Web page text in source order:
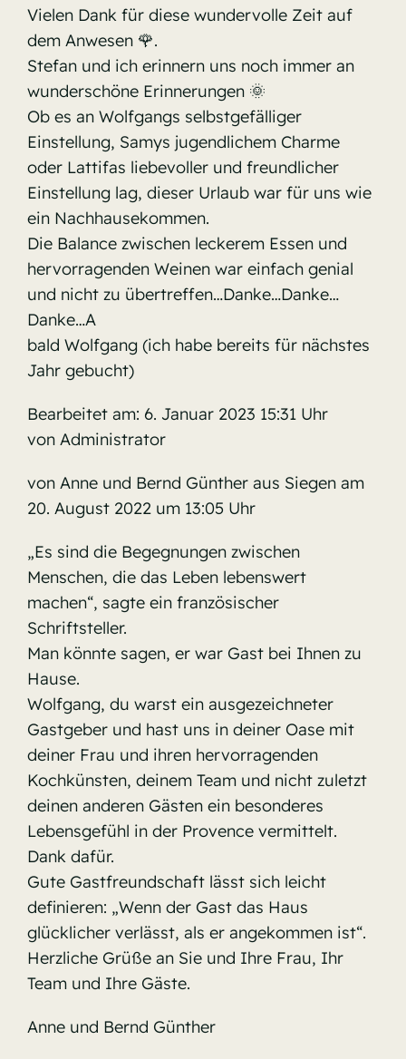
Vielen Dank für diese wundervolle Zeit auf
dem Anwesen 🌹.
Stefan und ich erinnern uns noch immer an
wunderschöne Erinnerungen 🌞
Ob es an Wolfgangs selbstgefälliger
Einstellung, Samys jugendlichem Charme
oder Lattifas liebevoller und freundlicher
Einstellung lag, dieser Urlaub war für uns wie
ein Nachhausekommen.
Die Balance zwischen leckerem Essen und
hervorragenden Weinen war einfach genial
und nicht zu übertreffen…Danke…Danke…
Danke…A
bald Wolfgang (ich habe bereits für nächstes
Jahr gebucht)
Bearbeitet am: 6. Januar 2023 15:31 Uhr
von Administrator
von Anne und Bernd Günther aus Siegen am
20. August 2022 um 13:05 Uhr
„Es sind die Begegnungen zwischen
Menschen, die das Leben lebenswert
machen“, sagte ein französischer
Schriftsteller.
Man könnte sagen, er war Gast bei Ihnen zu
Hause.
Wolfgang, du warst ein ausgezeichneter
Gastgeber und hast uns in deiner Oase mit
deiner Frau und ihren hervorragenden
Kochkünsten, deinem Team und nicht zuletzt
deinen anderen Gästen ein besonderes
Lebensgefühl in der Provence vermittelt.
Dank dafür.
Gute Gastfreundschaft lässt sich leicht
definieren: „Wenn der Gast das Haus
glücklicher verlässt, als er angekommen ist“.
Herzliche Grüße an Sie und Ihre Frau, Ihr
Team und Ihre Gäste.
Anne und Bernd Günther